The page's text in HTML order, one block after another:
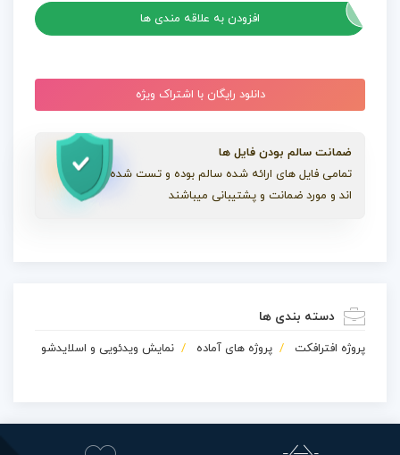
افزودن به علاقه مندی ها
دانلود رایگان با اشتراک ویژه
ضمانت سالم بودن فایل ها
تمامی فایل های ارائه شده سالم بوده و تست شده
اند و مورد ضمانت و پشتیبانی میباشند
دسته بندی ها
پروژه افترافکت پروژه های آماده نمایش ویدئویی و اسلایدشو